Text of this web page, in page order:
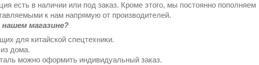
есть в наличии или под заказ. Кроме этого, мы постоянно пополняем
к нам напрямую от производителей.
магазине?
для китайской спецтехники.
дома.
можно оформить индивидуальный заказ.